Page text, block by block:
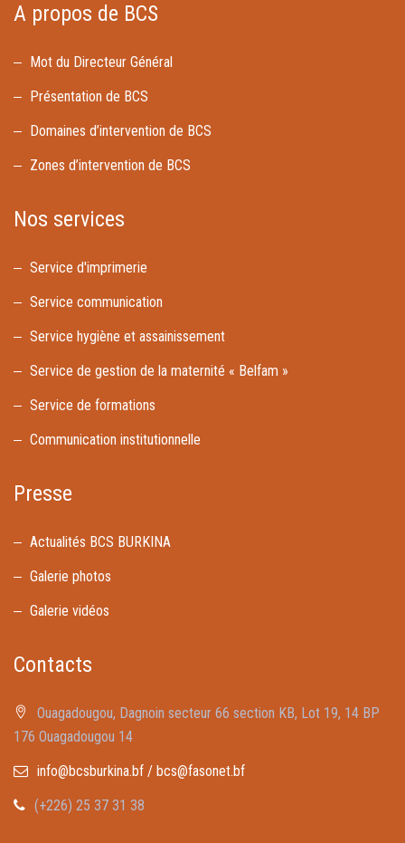
A propos de BCS
Mot du Directeur Général
Présentation de BCS
Domaines d’intervention de BCS
Zones d’intervention de BCS
Nos services
Service d'imprimerie
Service communication
Service hygiène et assainissement
Service de gestion de la maternité « Belfam »
Service de formations
Communication institutionnelle
Presse
Actualités BCS BURKINA
Galerie photos
Galerie vidéos
Contacts
Ouagadougou, Dagnoin secteur 66 section KB, Lot 19, 14 BP
176 Ouagadougou 14
info@bcsburkina.bf / bcs@fasonet.bf
(+226) 25 37 31 38